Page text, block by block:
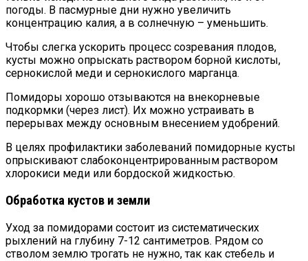
погоды. В пасмурные дни нужно увеличить
концентрацию калия, а в солнечную – уменьшить.
Чтобы слегка ускорить процесс созревания плодов,
кусты можно опрыскать раствором борной кислоты,
сернокислой меди и сернокислого марганца.
Помидоры хорошо отзываются на внекорневые
подкормки (через лист). Их можно устраивать в
перерывах между основным внесением удобрений.
В целях профилактики заболеваний помидорные кусты
опрыскивают слабоконцентрированным раствором
хлорокиси меди или бордоской жидкостью.
Обработка кустов и земли
Уход за помидорами состоит из систематических
рыхлений на глубину 7-12 сантиметров. Рядом со
стволом землю трогать не нужно, так как стебель и